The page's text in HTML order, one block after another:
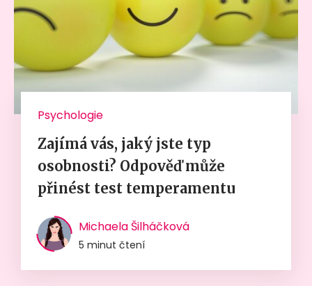
Psychologie
Zajímá vás, jaký jste typ
osobnosti? Odpověď může
přinést test temperamentu
Michaela Šilháčková
5 minut čtení